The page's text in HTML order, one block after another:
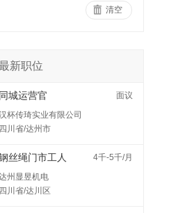
清空
新职位
同城运营官
面议
杯传琦实业有限公司
四川省/达州市
丝绳门市工人
4千-5千/月
州显昱机电
四川省/达川区